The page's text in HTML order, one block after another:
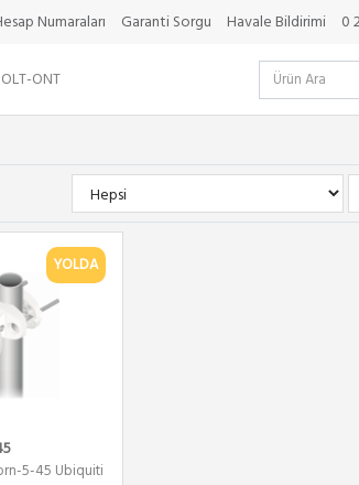
Numaraları Garanti Sorgu Havale Bildirimi 0
ONT
YOLDA
5-45 Ubiquiti